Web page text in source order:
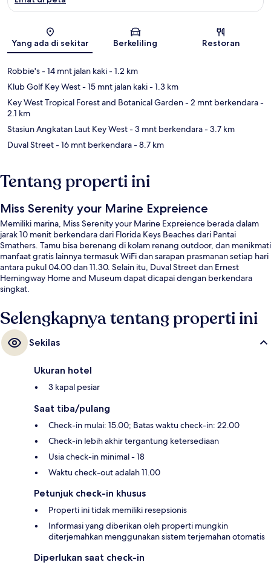
Peta
Yang ada di sekitar Berkeliling Restoran
Robbie's- 14 mnt jalan kaki- 1.2 km
Klub Golf Key West- 15 mnt jalan kaki- 1.3 km
Key West Tropical Forest and Botanical Garden- 2 mnt berkendara-
2.1 km
Stasiun Angkatan Laut Key West- 3 mnt berkendara- 3.7 km
Duval Street- 16 mnt berkendara- 8.7 km
Tentang properti ini
Miss Serenity your Marine Expreience
Memiliki marina, Miss Serenity your Marine Expreience berada dalam
jarak 10 menit berkendara dari Florida Keys Beaches dari Pantai
Smathers. Tamu bisa berenang di kolam renang outdoor, dan menikmati
manfaat gratis lainnya termasuk WiFi dan sarapan prasmanan setiap hari
antara pukul 04.00 dan 11.30. Selain itu, Duval Street dan Ernest
Hemingway Home and Museum dapat dicapai dengan berkendara
singkat.
Selengkapnya tentang properti ini
Sekilas
Ukuran hotel
3 kapal pesiar
Saat tiba/pulang
Check-in mulai: 15.00; Batas waktu check-in: 22.00
Check-in lebih akhir tergantung ketersediaan
Usia check-in minimal - 18
Waktu check-out adalah 11.00
Petunjuk check-in khusus
Properti ini tidak memiliki resepsionis
Informasi yang diberikan oleh properti mungkin
diterjemahkan menggunakan sistem terjemahan otomatis
Diperlukan saat check-in